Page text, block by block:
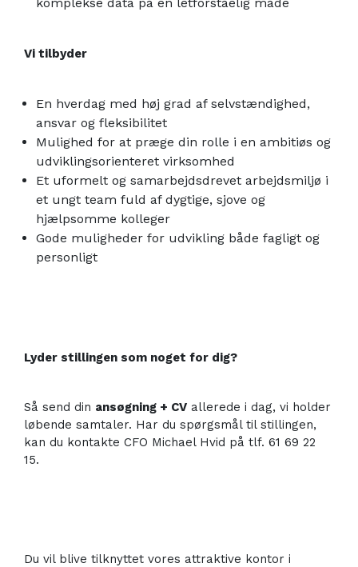
Vi tilbyder
En hverdag med høj grad af selvstændighed,
ansvar og fleksibilitet
Mulighed for at præge din rolle i en ambitiøs og
udviklingsorienteret virksomhed
Et uformelt og samarbejdsdrevet arbejdsmiljø i
et ungt team fuld af dygtige, sjove og
hjælpsomme kolleger
Gode muligheder for udvikling både fagligt og
personligt
Lyder stillingen som noget for dig?
Så send din ansøgning + CV allerede i dag, vi holder
løbende samtaler. Har du spørgsmål til stillingen,
kan du kontakte CFO Michael Hvid på tlf. 61 69 22
15.
Du vil blive tilknyttet vores attraktive kontor i